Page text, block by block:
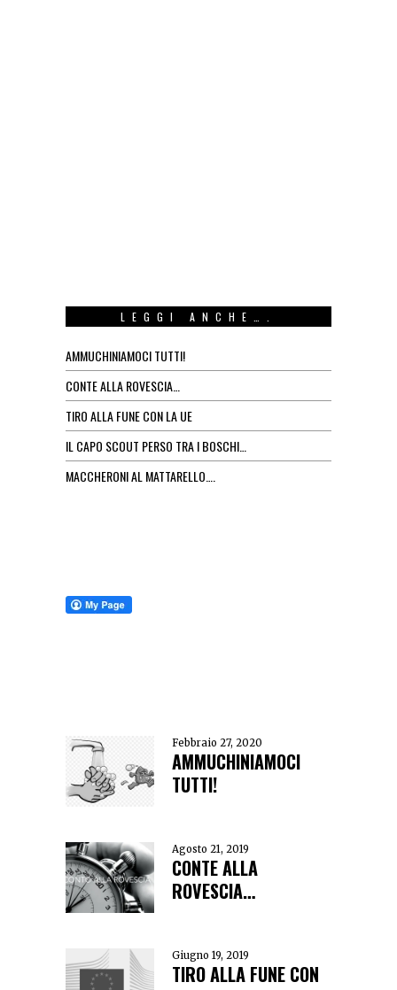
LEGGI ANCHE….
AMMUCHINIAMOCI TUTTI!
CONTE ALLA ROVESCIA…
TIRO ALLA FUNE CON LA UE
IL CAPO SCOUT PERSO TRA I BOSCHI…
MACCHERONI AL MATTARELLO….
Febbraio 27, 2020
AMMUCHINIAMOCI
TUTTI!
Agosto 21, 2019
CONTE ALLA
ROVESCIA…
Giugno 19, 2019
TIRO ALLA FUNE CON